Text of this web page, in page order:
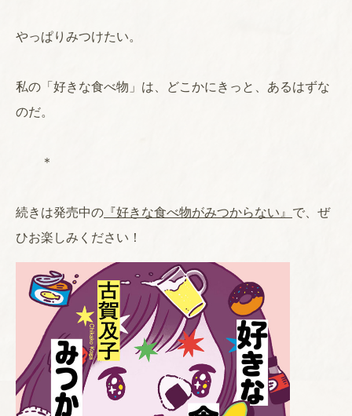
やっぱりみつけたい。
私の「好きな食べ物」は、どこかにきっと、あるはずな
のだ。
＊
続きは発売中の 『好きな食べ物がみつからない』 で、ぜ
ひお楽しみください！